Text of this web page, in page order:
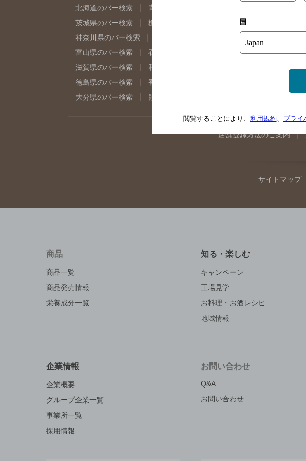
北海道のバー検索 青森県のバー検索
茨城県のバー検索
栃木県のバー検索 群馬県のバー検索
神奈川県のバー検索
埼玉県のバー検索
富山県のバー検索
石川県のバー検索 福井県のバー検索 大
滋賀県のバー検索
和歌山県のバー検索
徳島県のバー検索
香川県のバー検索
大分県のバー検索
熊本県のバー検索
店舗登録方法のご案内
サイトマップ
商品
商品一覧
商品発売情報
栄養成分一覧
知る・楽しむ
キャンペーン
工場見学
お料理・お酒レシピ
地域情報
企業情報
企業概要
グループ企業一覧
事業所一覧
採用情報
お問い合わせ
Q&A
お問い合わせ
国
閲覧することにより、 利用規約、 プライ